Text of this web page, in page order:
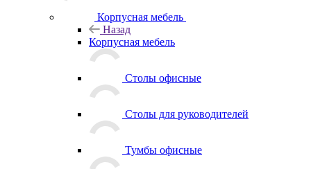
Корпусная мебель
Назад
Корпусная мебель
Столы офисные
Столы для руководителей
Тумбы офисные